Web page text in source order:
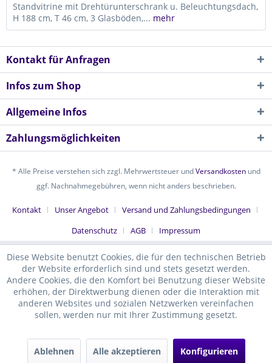
Standvitrine mit Drehtürunterschrank u. Beleuchtungsdach,
H 188 cm, T 46 cm, 3 Glasböden,... mehr
Kontakt für Anfragen
Infos zum Shop
Allgemeine Infos
Zahlungsmöglichkeiten
* Alle Preise verstehen sich zzgl. Mehrwertsteuer undVersandkostenund
ggf. Nachnahmegebühren, wenn nicht anders beschrieben.
Kontakt Unser Angebot
Versand und Zahlungsbedingungen
Datenschutz
AGB Impressum
Diese Website benutzt Cookies, die für den technischen Betrieb
der Website erforderlich sind und stets gesetzt werden.
Andere Cookies, die den Komfort bei Benutzung dieser Website
erhöhen, der Direktwerbung dienen oder die Interaktion mit
anderen Websites und sozialen Netzwerken vereinfachen
sollen, werden nur mit Ihrer Zustimmung gesetzt.
Ablehnen Alle akzeptieren Konfigurieren